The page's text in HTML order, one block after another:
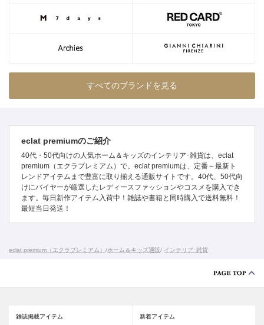
すべてのブランドを見る
eclat premiumのご紹介
40代・50代向けの人気ホーム＆キッズのインテリア･雑貨は、eclat
premium（エクラプレミアム）で。eclat premiumは、定番～最新ト
レンドアイテムまで豊富に取り揃える通販サイトです。40代、50代向
けにバイヤーが厳選したレディースファッションやコスメを購入でき
ます。毎日新作アイテム入荷中！雑誌や書籍と同時購入で送料無料！
最短当日発送！
eclat premium（エクラプレミアム） /ホーム＆キッズ通販/ インテリア･雑貨
雑誌掲載アイテム 新着アイテム